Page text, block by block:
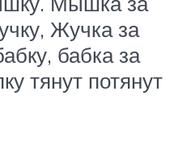
Жучка за
бабка за
тянут потянут